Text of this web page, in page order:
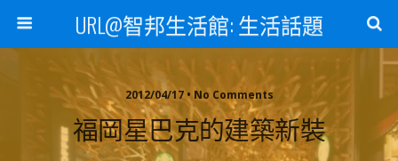
URL@智邦生活館: 生活話題
2012/04/17 • No Comments
福岡星巴克的建築新裝